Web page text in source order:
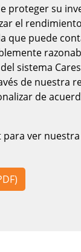
proteger su
el
que puede
sistema
de nuestra
de
ver